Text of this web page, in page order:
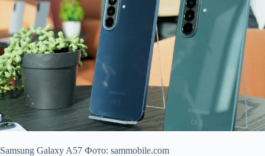
Samsung Galaxy A57 Фото: sammobile.com